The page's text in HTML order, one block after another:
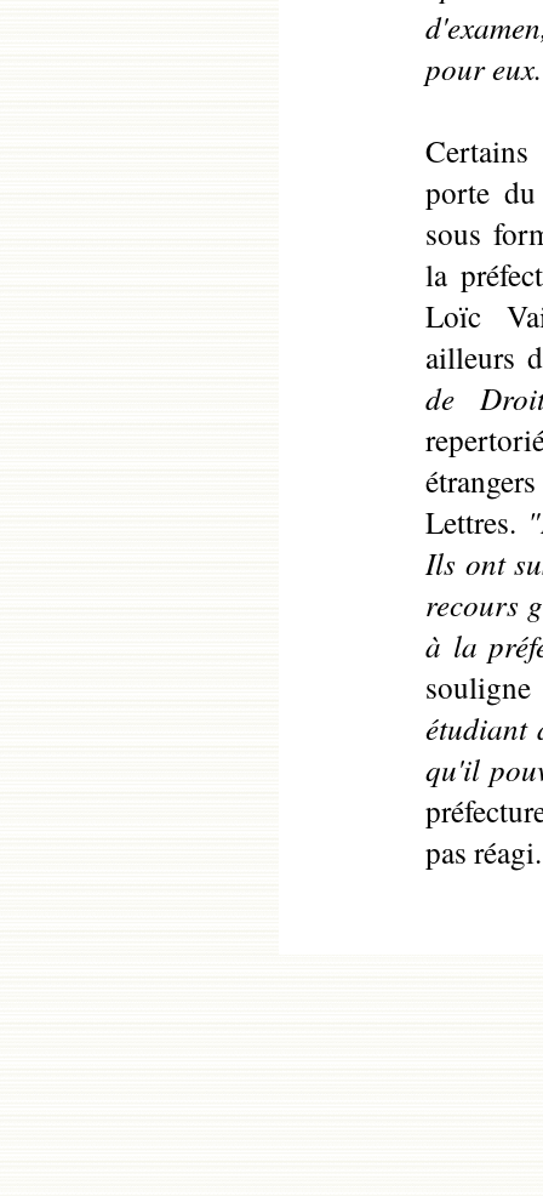
pour
porte
sous
la
Loïc
ailleurs
de
Lettres.
Ils ont
recours
à la
étudiant
qu'il
pas réagi.